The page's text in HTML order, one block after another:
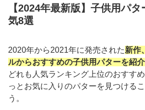
【2024年最新版】子供用パタ
気8選
2020年から2021年に発売された新作
ルからおすすめの子供用パターを紹介
どれも人気ランキング上位のおすす
っとお気に入りのパターを見つける
う。